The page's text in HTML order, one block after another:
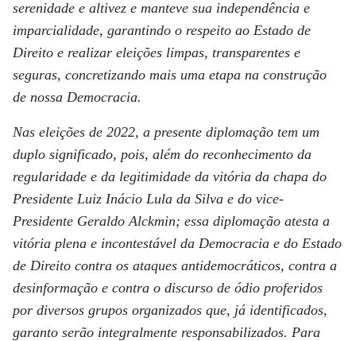
serenidade e altivez e manteve sua independência e
imparcialidade, garantindo o respeito ao Estado de
Direito e realizar eleições limpas, transparentes e
seguras, concretizando mais uma etapa na construção
de nossa Democracia.
Nas eleições de 2022, a presente diplomação tem um
duplo significado, pois, além do reconhecimento da
regularidade e da legitimidade da vitória da chapa do
Presidente Luiz Inácio Lula da Silva e do vice-
Presidente Geraldo Alckmin; essa diplomação atesta a
vitória plena e incontestável da Democracia e do Estado
de Direito contra os ataques antidemocráticos, contra a
desinformação e contra o discurso de ódio proferidos
por diversos grupos organizados que, já identificados,
garanto serão integralmente responsabilizados. Para